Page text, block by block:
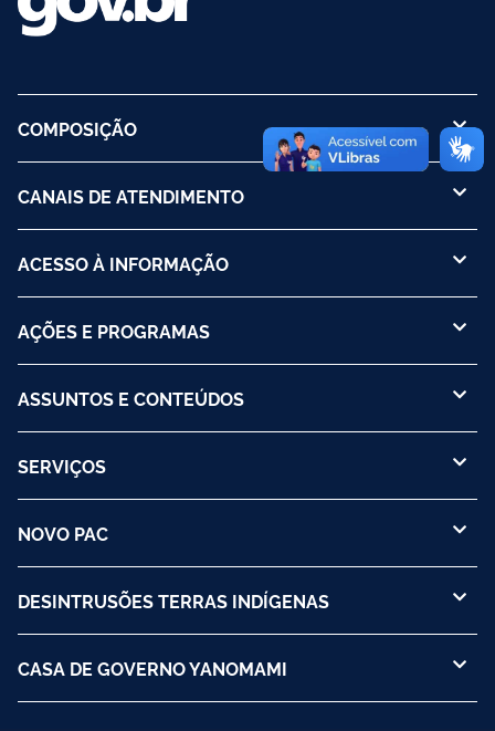
COMPOSIÇÃO
CANAIS DE ATENDIMENTO
ACESSO À INFORMAÇÃO
AÇÕES E PROGRAMAS
ASSUNTOS E CONTEÚDOS
SERVIÇOS
NOVO PAC
DESINTRUSÕES TERRAS INDÍGENAS
CASA DE GOVERNO YANOMAMI